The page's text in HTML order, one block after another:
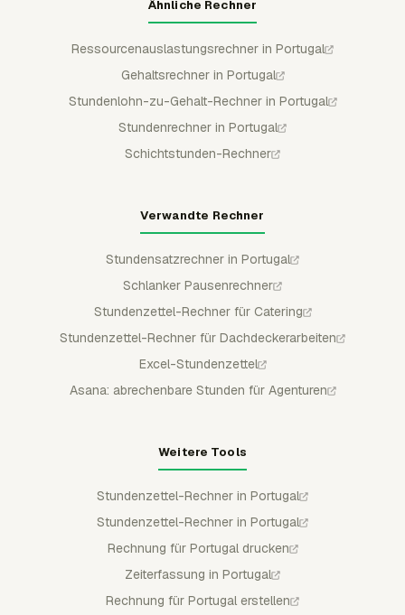
Ähnliche Rechner
Ressourcenauslastungsrechner in Portugal
Gehaltsrechner in Portugal
Stundenlohn-zu-Gehalt-Rechner in Portugal
Stundenrechner in Portugal
Schichtstunden-Rechner
Verwandte Rechner
Stundensatzrechner in Portugal
Schlanker Pausenrechner
Stundenzettel-Rechner für Catering
Stundenzettel-Rechner für Dachdeckerarbeiten
Excel-Stundenzettel
Asana: abrechenbare Stunden für Agenturen
Weitere Tools
Stundenzettel-Rechner in Portugal
Stundenzettel-Rechner in Portugal
Rechnung für Portugal drucken
Zeiterfassung in Portugal
Rechnung für Portugal erstellen